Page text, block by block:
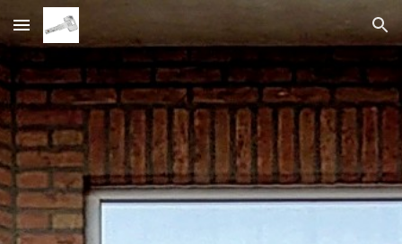
Skip to main content Skip to navigation